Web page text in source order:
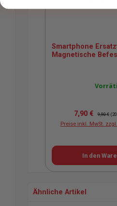
Smartphone
Magnetische
Verkaufspreis:
7,90 € 9,90 €
Preise inkl. MwSt.
In den
Ähnliche Artikel